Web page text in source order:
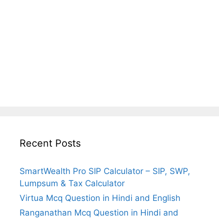
Recent Posts
SmartWealth Pro SIP Calculator – SIP, SWP,
Lumpsum & Tax Calculator
Virtua Mcq Question in Hindi and English
Ranganathan Mcq Question in Hindi and